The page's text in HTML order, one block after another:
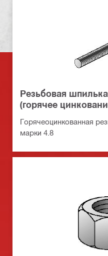
Резьбовая
(горячее
Горячеоцинкованная
марки 4.8